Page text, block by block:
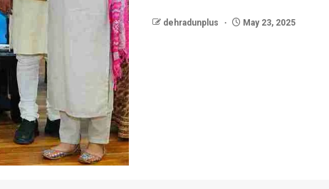
dehradunplus May 23, 2025